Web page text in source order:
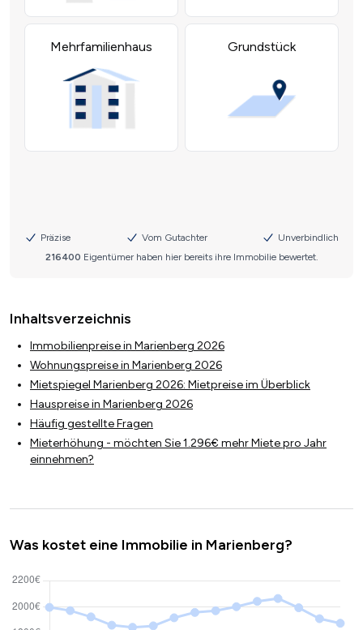
Inhaltsverzeichnis
Immobilienpreise in Marienberg 2026
Wohnungspreise in Marienberg 2026
Mietspiegel Marienberg 2026: Mietpreise im Überblick
Hauspreise in Marienberg 2026
Häufig gestellte Fragen
Mieterhöhung - möchten Sie 1.296€ mehr Miete pro Jahr
einnehmen?
Was kostet eine Immobilie in Marienberg?